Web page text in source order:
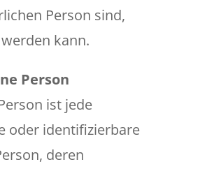
Person sind,
kann.
Person
ist jede
oder identifizierbare
deren